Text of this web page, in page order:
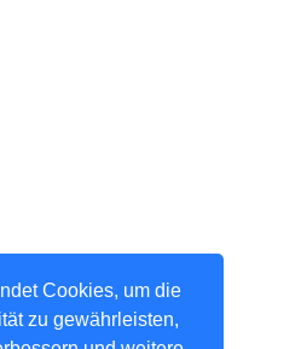
Cookies, um die
zu gewährleisten,